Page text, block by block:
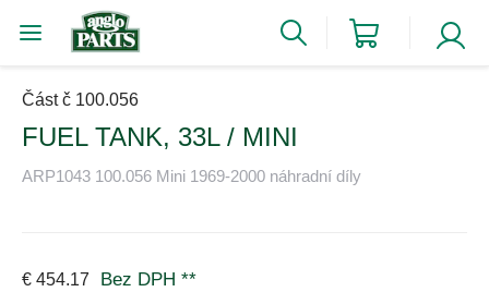
Část č 100.056
FUEL TANK, 33L / MINI
ARP1043 100.056 Mini 1969-2000 náhradní díly
€ 454.17 Bez DPH **